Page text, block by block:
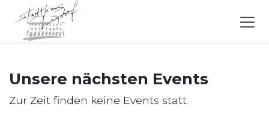
Unsere nächsten Events
Zur Zeit finden keine Events statt.